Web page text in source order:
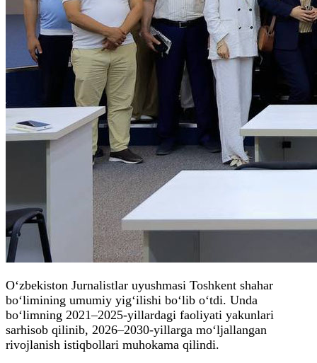
O‘zbekiston Jurnalistlar uyushmasi Toshkent shahar
bo‘limining umumiy yig‘ilishi bo‘lib o‘tdi. Unda
bo‘limning 2021–2025-yillardagi faoliyati yakunlari
sarhisob qilinib, 2026–2030-yillarga mo‘ljallangan
rivojlanish istiqbollari muhokama qilindi.